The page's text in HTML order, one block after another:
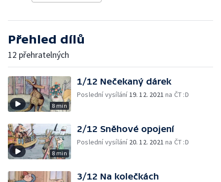
Přehled dílů
12 přehratelných
8 min
1/12 Nečekaný dárek
Poslední vysílání19. 12. 2021 na ČT :D
8 min
2/12 Sněhové opojení
Poslední vysílání 20. 12. 2021 na ČT :D
3/12 Na kolečkách